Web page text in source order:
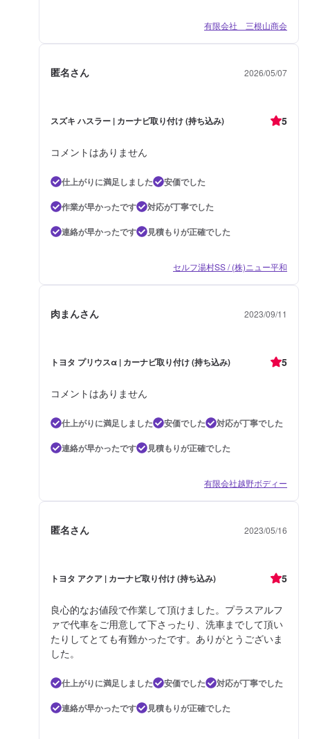
有限会社 三根山商会
匿名さん 2026/05/07
スズキ ハスラー | カーナビ取り付け (持ち込み) 5
コメントはありません
仕上がりに満足しました
安価でした
作業が早かったです
対応が丁寧でした
連絡が早かったです
見積もりが正確でした
セルフ湯村SS / (株)ニュー平和
肉まんさん 2023/09/11
トヨタ プリウスα | カーナビ取り付け (持ち込み) 5
コメントはありません
仕上がりに満足しました 安価でした
対応が丁寧でした
連絡が早かったです
見積もりが正確でした
有限会社越野ボディー
匿名さん 2023/05/16
トヨタ アクア | カーナビ取り付け (持ち込み) 5
良心的なお値段で作業して頂けました。プラスアルフ
ァで代車をご用意して下さったり、洗車までして頂い
たりしてとても有難かったです。ありがとうございま
した。
仕上がりに満足しました 安価でした
対応が丁寧でした
連絡が早かったです
見積もりが正確でした